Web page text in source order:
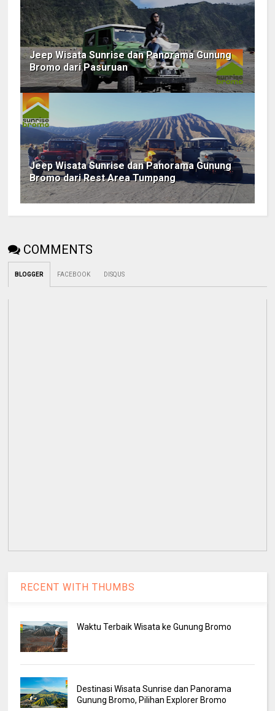
Jeep Wisata Sunrise dan Panorama Gunung
Bromo dari Pasuruan
Jeep Wisata Sunrise dan Panorama Gunung
Bromo dari Rest Area Tumpang
COMMENTS
BLOGGER FACEBOOK DISQUS
RECENT WITH THUMBS
Waktu Terbaik Wisata ke Gunung Bromo
Destinasi Wisata Sunrise dan Panorama
Gunung Bromo, Pilihan Explorer Bromo